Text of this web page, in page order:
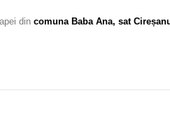
din comuna Baba Ana, sat